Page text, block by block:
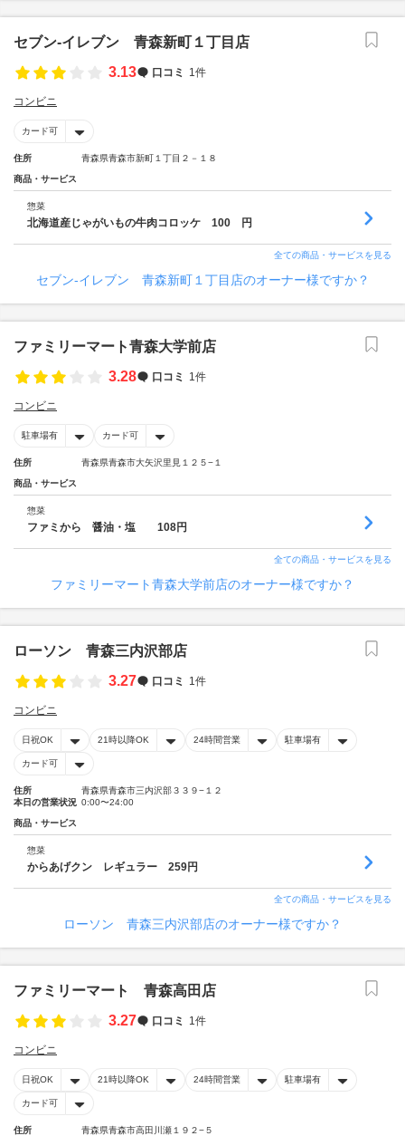
セブン‐イレブン 青森新町１丁目店
3.13
口コミ 1件
コンビニ
カード可
住所 青森県青森市新町１丁目２－１８
商品・サービス
惣菜
北海道産じゃがいもの牛肉コロッケ 100 円
全ての商品・サービスを見る
セブン‐イレブン 青森新町１丁目店のオーナー様ですか？
ファミリーマート青森大学前店
3.28
口コミ 1件
コンビニ
駐車場有 カード可
住所 青森県青森市大矢沢里見１２５−１
商品・サービス
惣菜
ファミから 醤油・塩 108円
全ての商品・サービスを見る
ファミリーマート青森大学前店のオーナー様ですか？
ローソン 青森三内沢部店
3.27
口コミ 1件
コンビニ
日祝OK 21時以降OK 24時間営業 駐車場有
カード可
住所
青森県青森市三内沢部３３９−１２
本日の営業状況 0:00〜24:00
商品・サービス
惣菜
からあげクン レギュラー 259円
全ての商品・サービスを見る
ローソン 青森三内沢部店のオーナー様ですか？
ファミリーマート 青森高田店
3.27
口コミ 1件
コンビニ
日祝OK 21時以降OK 24時間営業 駐車場有
カード可
住所
青森県青森市高田川瀬１９２−５